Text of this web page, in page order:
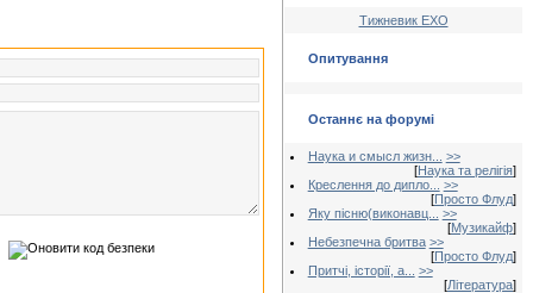
Тижневик ЕХО
Опитування
Останнє на форумі
Наука и смысл жизн...
>>
[Наука та релігія]
Креслення до дипло...
>>
[Просто Флуд]
Яку пісню(виконавц...
>>
[Музикайф]
Небезпечна бритва >>
[Просто Флуд]
Притчі, історії, а...
>>
[Література]